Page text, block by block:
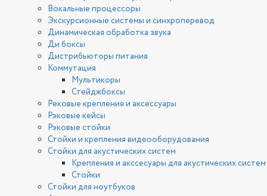
Вокальные процессоры
Экскурсионные системы и синхроперевод
Динамическая обработка звука
Ди боксы
Дистрибьюторы питания
Коммутация
Мультикоры
Стейджбоксы
Рековые крепления и аксессуары
Рэковые кейсы
Рэковые стойки
Стойки и крепления видеооборудования
Стойки для акустических систем
Крепления и акссесуары для акустических систем
Стойки
Стойки для ноутбуков